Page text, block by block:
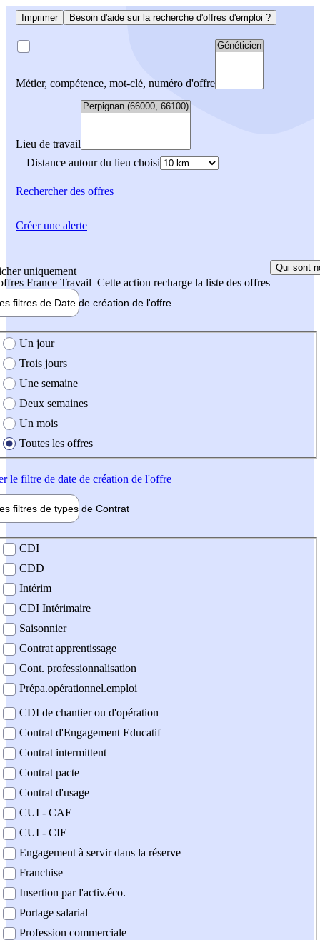
Imprimer Besoin d'aide sur la recherche d'offres d'emploi ?
Métier, compétence, mot-clé, numéro d'offre
Lieu de travail
Distance autour du lieu choisi
Rechercherdes offres
uniquement
France Travail Cette action recharge la liste des offres
Qui sont
filtres de Date de création de l'offre
création de l'offre
Un jour
Trois jours
Une semaine
Deux semaines
Un mois
Toutes les offres
le filtre de date de création de l'offre
filtres de types de Contrat
contrat
CDI
CDD
Intérim
CDI Intérimaire
Saisonnier
Contrat apprentissage
Cont. professionnalisation
Prépa.opérationnel.emploi
CDI de chantier ou d'opération
Contrat d'Engagement Educatif
Contrat intermittent
Contrat pacte
Contrat d'usage
CUI - CAE
CUI - CIE
Engagement à servir dans la réserve
Franchise
Insertion par l'activ.éco.
Portage salarial
Profession commerciale
Créer une alerte